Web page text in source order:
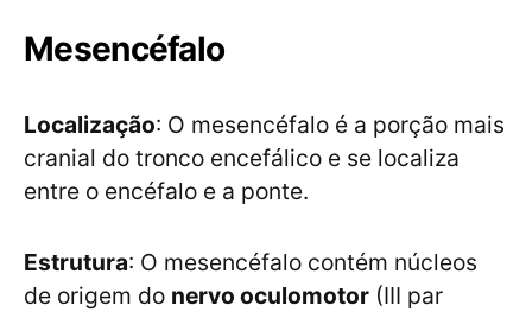
Mesencéfalo
Localização: O mesencéfalo é a porção mais
cranial do tronco encefálico e se localiza
entre o encéfalo e a ponte.
Estrutura: O mesencéfalo contém núcleos
de origem do nervo oculomotor (III par